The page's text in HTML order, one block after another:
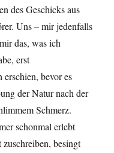
des Geschicks aus
Uns – mir jedenfalls
das, was ich
erst
bevor es
der Natur nach der
Schmerz.
schonmal erlebt
besingt